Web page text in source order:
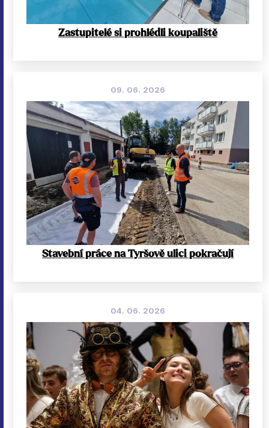
Zastupitelé si prohlédli koupaliště
09. 06. 2026
Stavební práce na Tyršově ulici pokračují
04. 06. 2026